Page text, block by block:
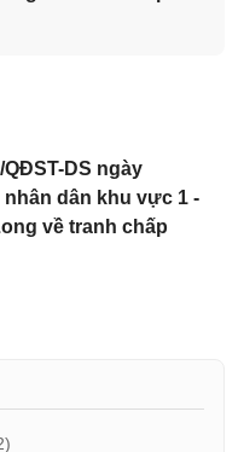
DS ngày
nhân dân khu vực 1 -
về tranh chấp